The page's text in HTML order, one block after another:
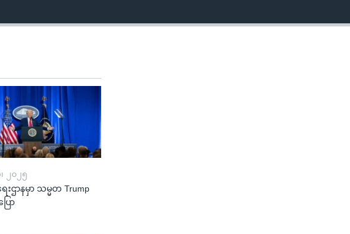
၂၀၂၅
းဌာနမှာ သမ္မတ Trump
ော